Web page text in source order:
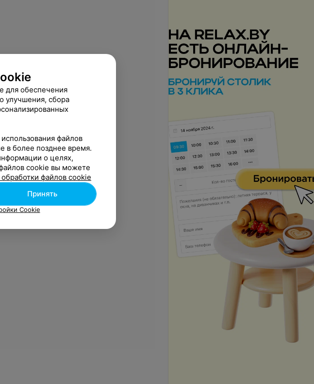
Цена по запросу
Массаж верхней конечности,
надплечья и области лопатки
Цена по запросу
для обеспечения
улучшения, сбора
файлов
в более позднее время.
о целях,
cookie вы можете
файлов cookie
Принять
Cookie